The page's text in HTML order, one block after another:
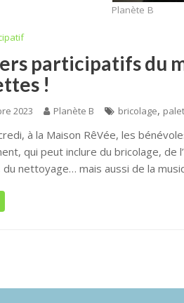
Planète B
participatifs du
!
2023 Planète B bricolage,
à la Maison RêVée, les
qui peut inclure du bricolage,
du nettoyage… mais aussi de la